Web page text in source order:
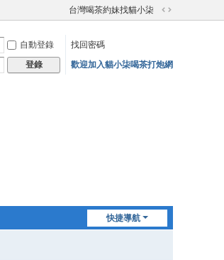
台灣喝茶約妹找貓小柒
切
寬
自動登錄
找回密碼
登錄 歡迎加入貓小柒喝茶打炮網
快捷導航